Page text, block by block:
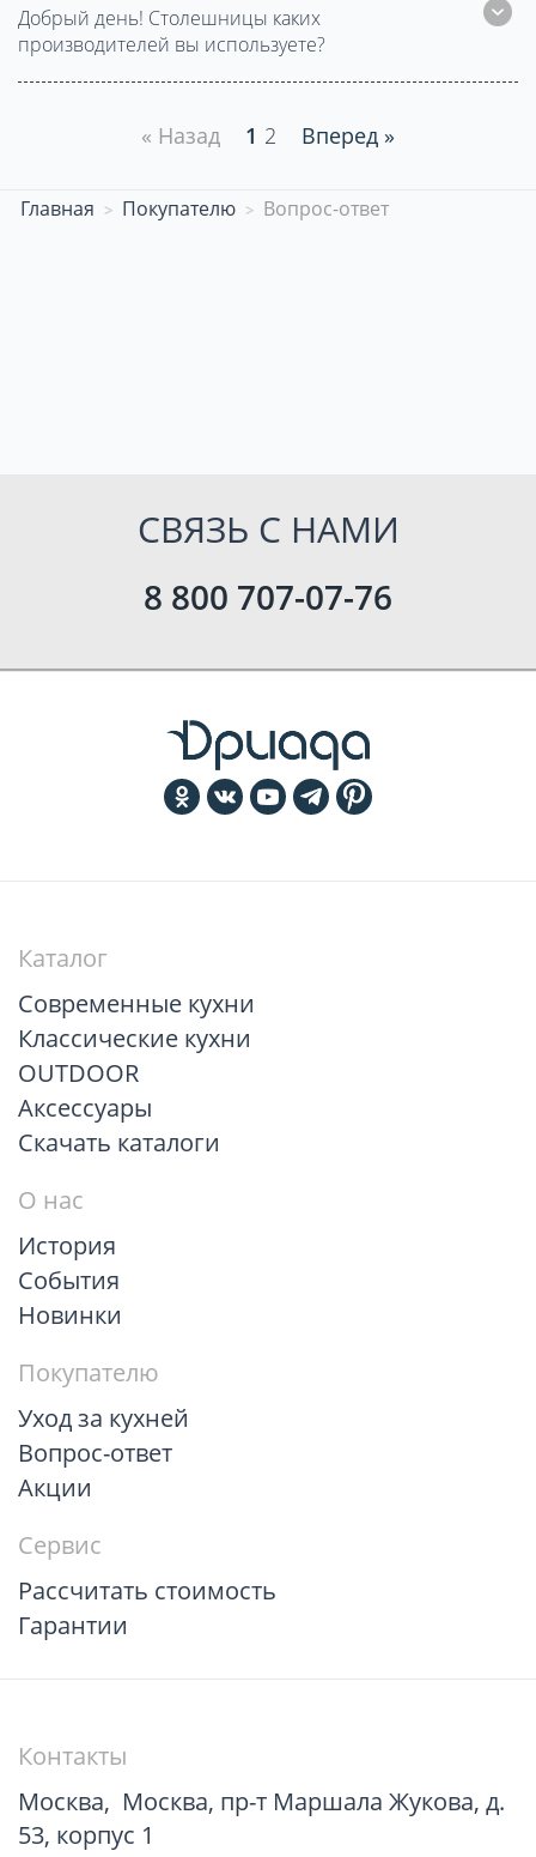
Добрый день! Столешницы каких
производителей вы используете?
« Назад 1 2 Вперед »
Главная Покупателю Вопрос-ответ
СВЯЗЬ С НАМИ
8 800 707-07-76
Каталог
Современные кухни
Классические кухни
OUTDOOR
Аксессуары
Скачать каталоги
О нас
История
События
Новинки
Покупателю
Уход за кухней
Вопрос-ответ
Акции
Сервис
Рассчитать стоимость
Гарантии
Контакты
Москва, Москва, пр-т Маршала Жукова, д.
53, корпус 1